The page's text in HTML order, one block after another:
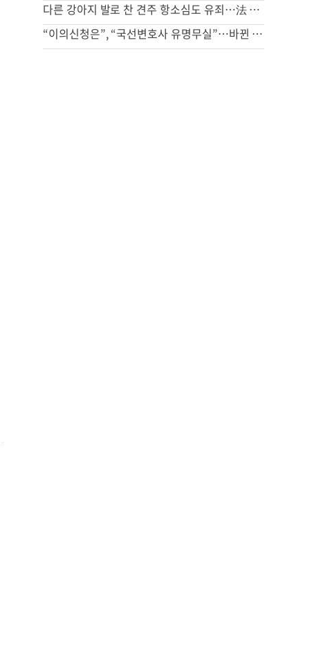
다른 강아지 발로 찬 견주 항소심도 유죄…法 “날아갈 정도로 세게 차”
“이의신청은”, “국선변호사 유명무실”…바뀐 형소법에 경찰청 달려간 피해자단체